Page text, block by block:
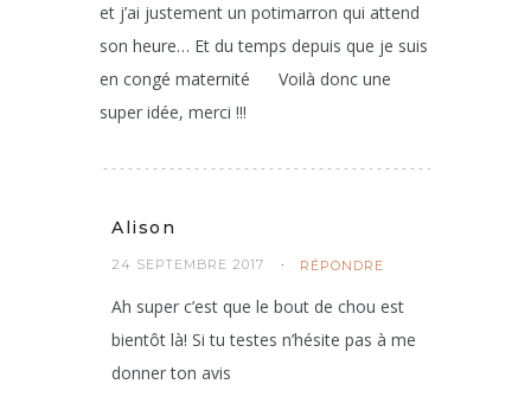
et j’ai justement un potimarron qui attend
son heure… Et du temps depuis que je suis
en congé maternité
Voilà donc une
super idée, merci !!!
Alison
24 SEPTEMBRE 2017 RÉPONDRE
Ah super c’est que le bout de chou est
bientôt là! Si tu testes n’hésite pas à me
donner ton avis